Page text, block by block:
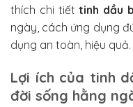
6.1. Tinh dầu bưởi
6.2. Có nên dùng
khử mùi không
6.3. Tinh dầu bưởi
massage toàn
thích chi tiếttinh dầu
ngày, cách ứng dụng
dụng an toàn, hiệu quả.
Lợi ích của tinh
đời sống hằng